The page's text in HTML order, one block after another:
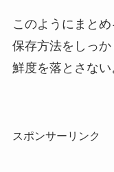
このようにまとめ
保存方法をしっ
鮮度を落とさない
スポンサーリンク